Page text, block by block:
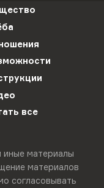
все
иные материалы
материалов
согласовывать